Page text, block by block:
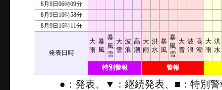
8月9日06時09分
8月9日10時58分
8月9日16時11分
発表日時
大
雨
暴
風
暴
風
雪
大
雪
波
浪
高
潮
大
雨
洪
水
暴
風
暴
風
雪
大
雪
波
浪
高
潮
大
雨
洪
水
特別警報 警報
●：発表、▼：継続発表、■：特別